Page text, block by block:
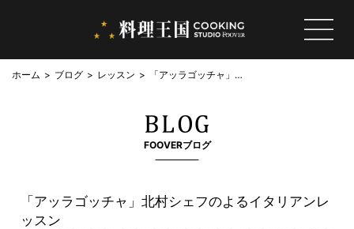
ホーム ブログ レッスン
「アッラゴッチャ」北
FOOVERブログ
「アッラゴッチャ」北村シェフのよるイタリアンレ
ッスン